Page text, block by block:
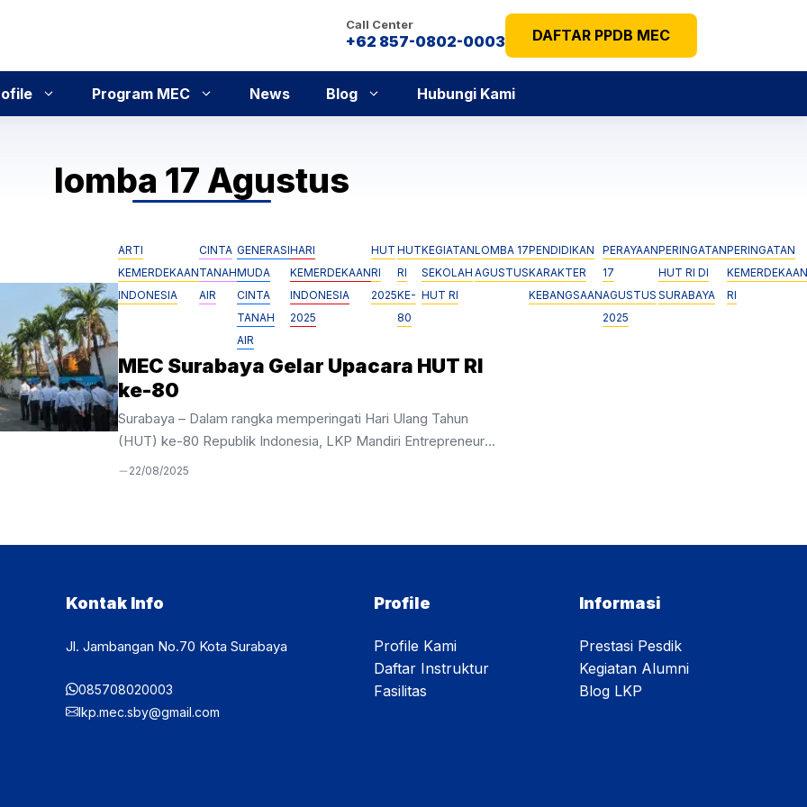
Call Center
+62 857-0802-0003 DAFTAR PPDB MEC
Program MEC News Blog Hubungi Kami
lomba 17 Agustus
ARTI
KEMERDEKAAN
INDONESIA
CINTA
TANAH
AIR
GENERASI
MUDA
CINTA
TANAH
AIR
HARI
KEMERDEKAAN
INDONESIA
2025
HUT
RI
2025
HUT
RI
KE-
80
KEGIATAN
SEKOLAH
HUT RI
LOMBA 17
AGUSTUS
PENDIDIKAN
KARAKTER
KEBANGSAAN
PERAYAAN
17
AGUSTUS
2025
PERINGATAN
HUT RI DI
SURABAYA
PERINGATAN
RI
MEC Surabaya Gelar Upacara HUT RI
ke-80
Surabaya – Dalam rangka memperingati Hari Ulang Tahun
(HUT) ke-80 Republik Indonesia, LKP Mandiri Entrepreneur
Center (MEC) Surabaya menyelenggarakan upacara bendera
ini, Ust. Hamim ditunjuk sebagai pembina upacara. Dalam
tidak datang ...
22/08/2025
Kontak Info
Jl. Jambangan No.70 Kota Surabaya
085708020003
lkp.mec.sby@gmail.com
Profile
Profile Kami
Daftar Instruktur
Fasilitas
Informasi
Prestasi Pesdik
Kegiatan Alumni
Blog LKP